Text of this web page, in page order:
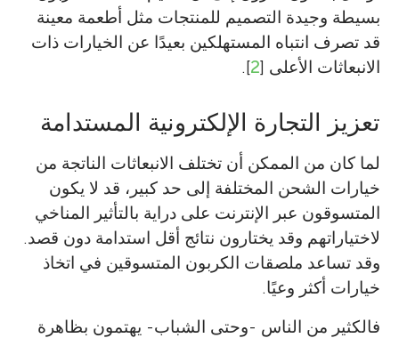
بسيطة وجيدة التصميم للمنتجات مثل أطعمة معينة
قد تصرف انتباه المستهلكين بعيدًا عن الخيارات ذات
الانبعاثات الأعلى [2
].
تعزيز التجارة الإلكترونية المستدامة
لما كان من الممكن أن تختلف الانبعاثات الناتجة من
خيارات الشحن المختلفة إلى حد كبير، قد لا يكون
المتسوقون عبر الإنترنت على دراية بالتأثير المناخي
لاختياراتهم وقد يختارون نتائج أقل استدامة دون قصد.
وقد تساعد ملصقات الكربون المتسوقين في اتخاذ
خيارات أكثر وعيًا.
فالكثير من الناس -وحتى الشباب- يهتمون بظاهرة